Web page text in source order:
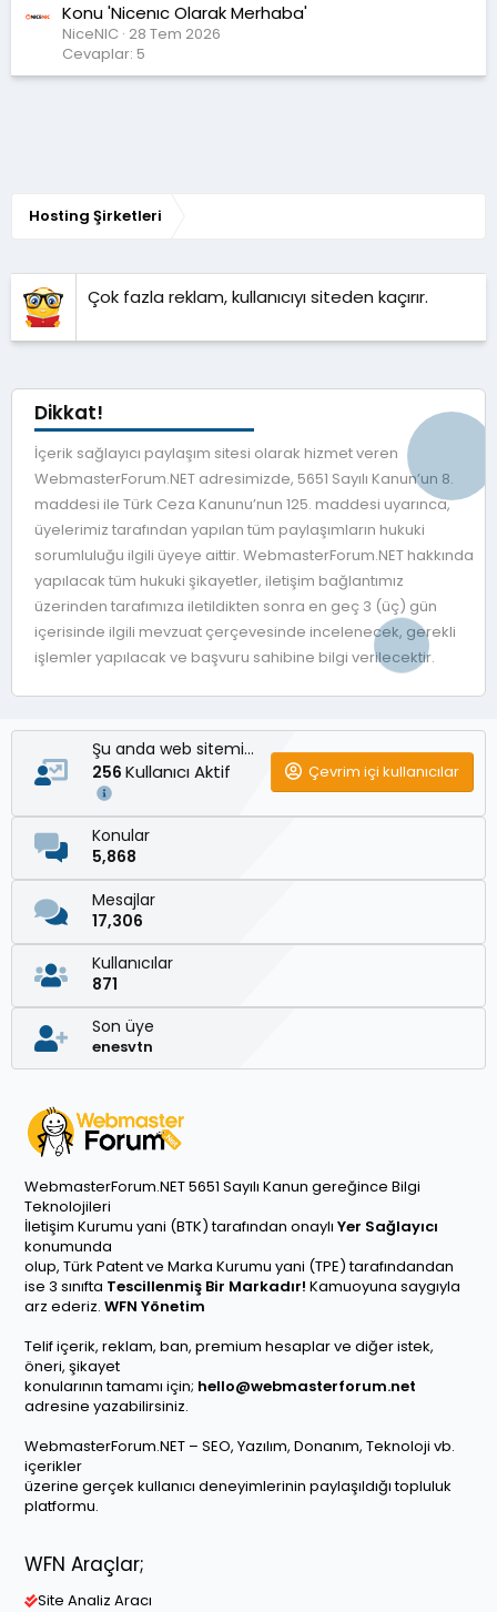
Konu 'Nicenıc Olarak Merhaba'
NiceNIC 28 Tem 2026
Cevaplar: 5
Hosting Şirketleri
Çok fazla reklam, kullanıcıyı siteden kaçırır.
Dikkat!
İçerik sağlayıcı paylaşım sitesi olarak hizmet veren
WebmasterForum.NET adresimizde, 5651 Sayılı Kanun’un 8.
maddesi ile Türk Ceza Kanunu’nun 125. maddesi uyarınca,
üyelerimiz tarafından yapılan tüm paylaşımların hukuki
sorumluluğu ilgili üyeye aittir. WebmasterForum.NET hakkında
yapılacak tüm hukuki şikayetler, iletişim bağlantımız
üzerinden tarafımıza iletildikten sonra en geç 3 (üç) gün
içerisinde ilgili mevzuat çerçevesinde incelenecek, gerekli
işlemler yapılacak ve başvuru sahibine bilgi verilecektir.
Şu anda web sitemizde
256 Kullanıcı Aktif Çevrim içi kullanıcılar
Konular
5,868
Mesajlar
17,306
Kullanıcılar
871
Son üye
enesvtn
WebmasterForum.NET 5651 Sayılı Kanun gereğince Bilgi
Teknolojileri
İletişim Kurumu yani (BTK) tarafından onaylı Yer Sağlayıcı
konumunda
olup, Türk Patent ve Marka Kurumu yani (TPE) tarafındandan
ise 3 sınıfta Tescillenmiş Bir Markadır! Kamuoyuna saygıyla
arz ederiz. WFN Yönetim
Telif içerik, reklam, ban, premium hesaplar ve diğer istek,
öneri, şikayet
konularının tamamı için; hello@webmasterforum.net
adresine yazabilirsiniz.
WebmasterForum.NET – SEO, Yazılım, Donanım, Teknoloji vb.
içerikler
üzerine gerçek kullanıcı deneyimlerinin paylaşıldığı topluluk
platformu.
WFN Araçlar;
Site Analiz Aracı